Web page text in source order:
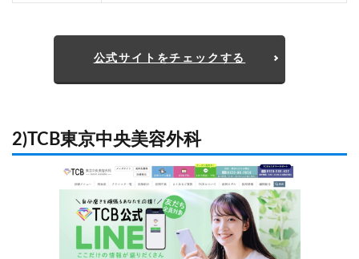
公式サイトをチェックする
2)TCB東京中央美容外科